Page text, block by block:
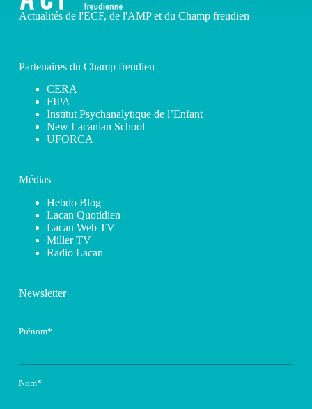
Actualités de l'ECF, de l'AMP et du Champ freudien
Partenaires du Champ freudien
CERA
FIPA
Institut Psychanalytique de l’Enfant
New Lacanian School
UFORCA
Médias
Hebdo Blog
Lacan Quotidien
Lacan Web TV
Miller TV
Radio Lacan
Newsletter
Prénom*
Nom*